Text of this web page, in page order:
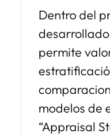
Dentro del
permite
modelos de
“Appraisal